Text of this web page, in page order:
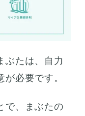
ぶたは、自力
必要です。
で、まぶたの